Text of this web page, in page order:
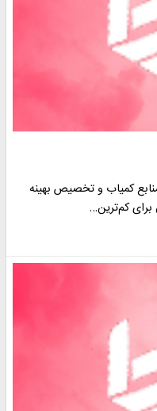
کمیاب و تخصیص بهینه
کم‌ترین…